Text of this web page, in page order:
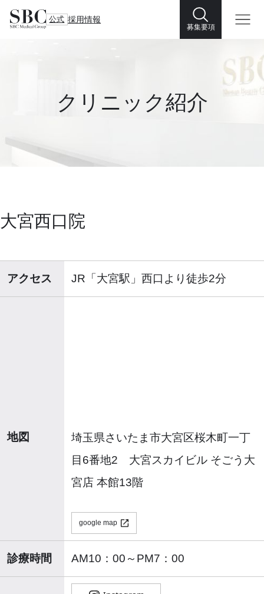
公式 採用情報
募集要項
クリニック紹介
大宮西口院
アクセス JR「大宮駅」西口より徒歩2分
地図
埼玉県さいたま市大宮区桜木町一丁
目6番地2 大宮スカイビル そごう大
宮店 本館13階
google map
診療時間 AM10：00～PM7：00